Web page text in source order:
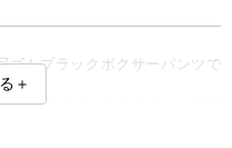
ゴムブラックボクサーパンツで
ィット感で、毎日心地よく着用
＋